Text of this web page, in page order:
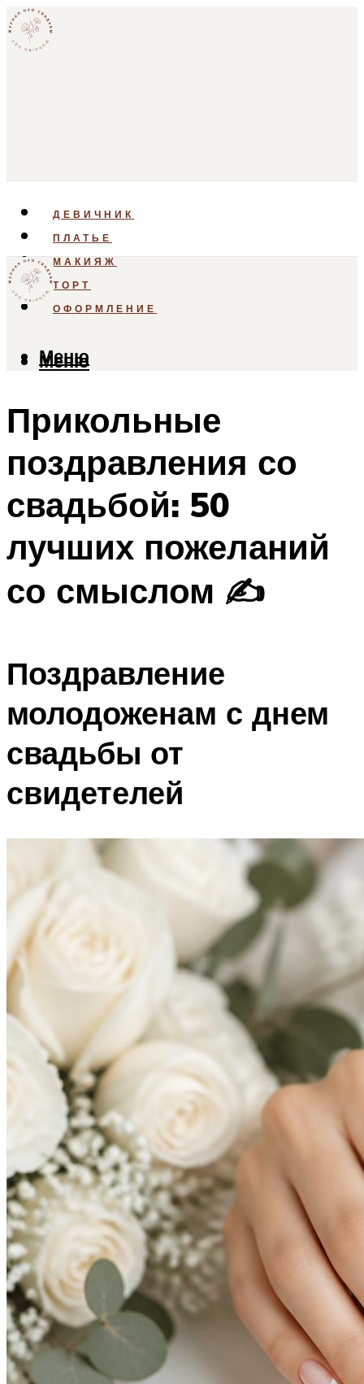
ДЕВИЧНИК
ПЛАТЬЕ
МАКИЯЖ
ТОРТ
ОФОРМЛЕНИЕ
Меню
Меню
Прикольные
поздравления со
свадьбой: 50
лучших пожеланий
со смыслом ✍
Поздравление
молодоженам с днем
свадьбы от
свидетелей